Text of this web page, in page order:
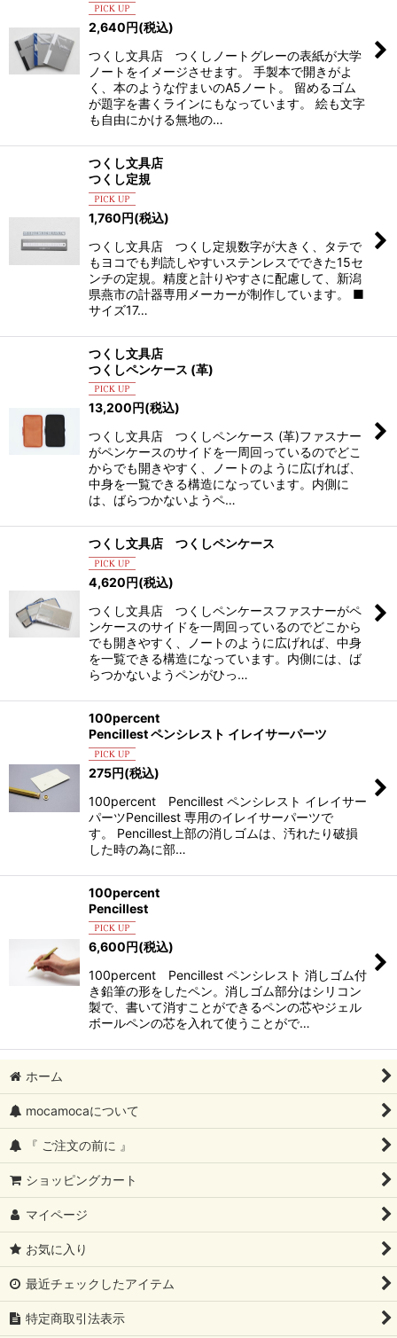
2,640円(税込)
つくし文具店 つくしノートグレーの表紙が大学
ノートをイメージさせます。 手製本で開きがよ
く、本のような佇まいのA5ノート。 留めるゴム
が題字を書くラインにもなっています。 絵も文字
も自由にかける無地の…
つくし文具店
つくし定規
1,760円(税込)
つくし文具店 つくし定規数字が大きく、タテで
もヨコでも判読しやすいステンレスでできた15セ
ンチの定規。精度と計りやすさに配慮して、新潟
県燕市の計器専用メーカーが制作しています。 ■
サイズ17…
つくし文具店
つくしペンケース (革)
13,200円(税込)
つくし文具店 つくしペンケース (革)ファスナー
がペンケースのサイドを一周回っているのでどこ
からでも開きやすく、ノートのように広げれば、
中身を一覧できる構造になっています。内側に
は、ばらつかないようペ…
つくし文具店 つくしペンケース
4,620円(税込)
つくし文具店 つくしペンケースファスナーがペ
ンケースのサイドを一周回っているのでどこから
でも開きやすく、ノートのように広げれば、中身
を一覧できる構造になっています。内側には、ば
らつかないようペンがひっ…
100percent
Pencillest ペンシレスト イレイサーパーツ
275円(税込)
100percent Pencillest ペンシレスト イレイサー
パーツPencillest 専用のイレイサーパーツで
す。 Pencillest上部の消しゴムは、汚れたり破損
した時の為に部…
100percent
Pencillest
6,600円(税込)
100percent Pencillest ペンシレスト 消しゴム付
き鉛筆の形をしたペン。消しゴム部分はシリコン
製で、書いて消すことができるペンの芯やジェル
ボールペンの芯を入れて使うことがで…
ホーム
mocamocaについて
『 ご注文の前に 』
ショッピングカート
マイページ
お気に入り
最近チェックしたアイテム
特定商取引法表示